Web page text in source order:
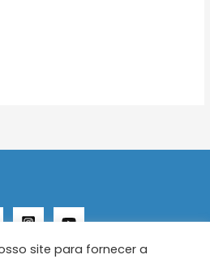
site para fornecer a